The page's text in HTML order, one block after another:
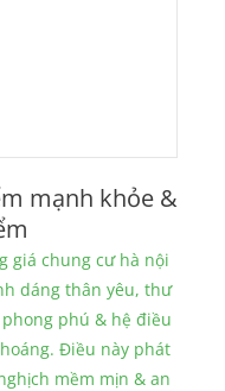
mạnh khỏe &
giá chung cư hà nội
dáng thân yêu, thư
phú & hệ điều
Điều này phát
mềm mịn & an